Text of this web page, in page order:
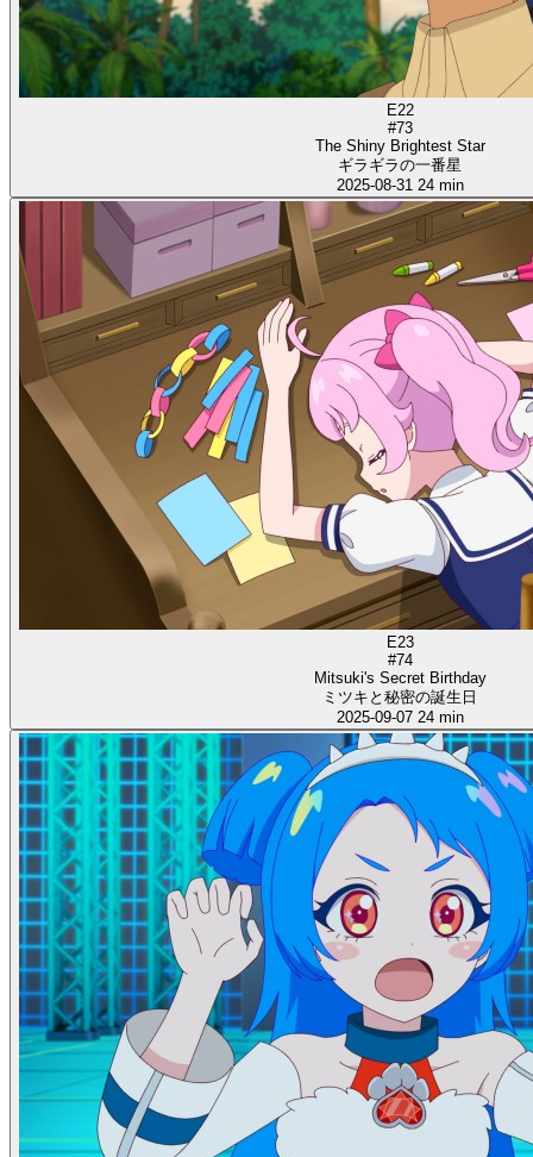
E22
#73
The Shiny Brightest Star
ギラギラの一番星
2025-08-31 24 min
E23
#74
Mitsuki's Secret Birthday
ミツキと秘密の誕生日
2025-09-07 24 min